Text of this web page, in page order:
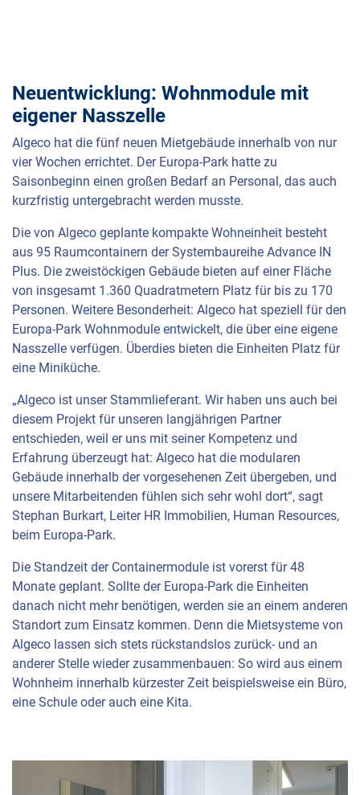
Neuentwicklung: Wohnmodule mit
eigener Nasszelle
Algeco hat die fünf neuen Mietgebäude innerhalb von nur
vier Wochen errichtet. Der Europa-Park hatte zu
Saisonbeginn einen großen Bedarf an Personal, das auch
kurzfristig untergebracht werden musste.
Die von Algeco geplante kompakte Wohneinheit besteht
aus 95 Raumcontainern der Systembaureihe Advance IN
Plus. Die zweistöckigen Gebäude bieten auf einer Fläche
von insgesamt 1.360 Quadratmetern Platz für bis zu 170
Personen. Weitere Besonderheit: Algeco hat speziell für den
Europa-Park Wohnmodule entwickelt, die über eine eigene
Nasszelle verfügen. Überdies bieten die Einheiten Platz für
eine Miniküche.
„Algeco ist unser Stammlieferant. Wir haben uns auch bei
diesem Projekt für unseren langjährigen Partner
entschieden, weil er uns mit seiner Kompetenz und
Erfahrung überzeugt hat: Algeco hat die modularen
Gebäude innerhalb der vorgesehenen Zeit übergeben, und
unsere Mitarbeitenden fühlen sich sehr wohl dort“, sagt
Stephan Burkart, Leiter HR Immobilien, Human Resources,
beim Europa-Park.
Die Standzeit der Containermodule ist vorerst für 48
Monate geplant. Sollte der Europa-Park die Einheiten
danach nicht mehr benötigen, werden sie an einem anderen
Standort zum Einsatz kommen. Denn die Mietsysteme von
Algeco lassen sich stets rückstandslos zurück- und an
anderer Stelle wieder zusammenbauen: So wird aus einem
Wohnheim innerhalb kürzester Zeit beispielsweise ein Büro,
eine Schule oder auch eine Kita.